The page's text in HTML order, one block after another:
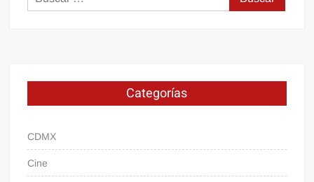
Categorías
CDMX
Cine